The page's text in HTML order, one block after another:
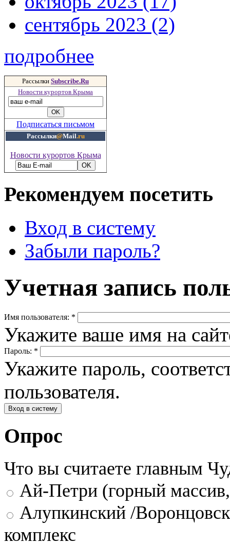
сентябрь 2023 (2)
подробнее
Рассылки Subscribe.Ru
Новости курортов Крыма
Подписаться письмом
Рассылки@Mail.ru
Новости курортов Крыма
Рекомендуем посетить
Вход в систему
Забыли пароль?
Учетная запись
Имя пользователя: *
Укажите ваше имя на
Пароль: *
Укажите пароль,
пользователя.
Опрос
Что вы считаете главным
Ай-Петри (горный
Алупкинский /
комплекс